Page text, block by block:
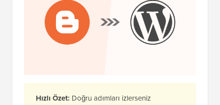
Hızlı Özet: Doğru adımları izlerseniz